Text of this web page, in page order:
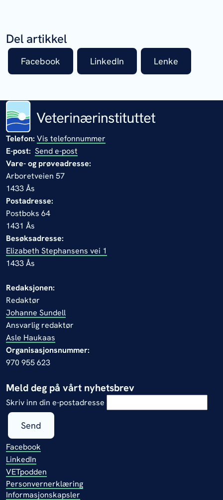
Del artikkel
Facebook LinkedIn Lenke
Telefon: Vis telefonnummer
E-post: Send e-post
Vare- og prøveadresse:
Arboretveien 57
1433 Ås
Postadresse:
Postboks 64
1431 Ås
Besøksadresse:
Elizabeth Stephansens vei 1
1433 Ås
Redaksjonen:
Redaktør
Johanne Sundell
Ansvarlig redaktør
Asle Haukaas
Organisasjonsnummer:
970 955 623
Meld deg på vårt nyhetsbrev
Skriv inn din e-postadresse
Send
Facebook
LinkedIn
VETpodden
Personvernerklæring
Informasjonskapsler